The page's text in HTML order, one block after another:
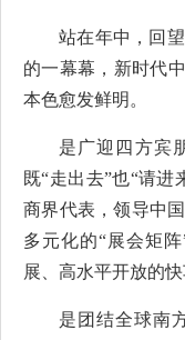
站在年中，回
的一幕幕，新时代
本色愈发鲜明。
是广迎四方宾
既“走出去”也“请进
商界代表，领导中
多元化的“展会矩
展、高水平开放的快
是团结全球南